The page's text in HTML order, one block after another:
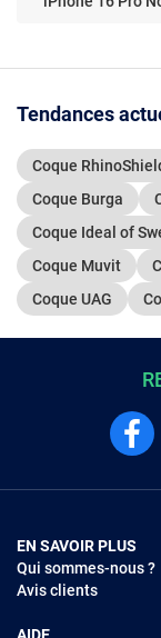
Tendances
Coque
Coque Burga
Coque Ideal of
Coque Muvit
Coque UAG
EN SAVOIR PLUS
Qui sommes-nous ?
Avis clients